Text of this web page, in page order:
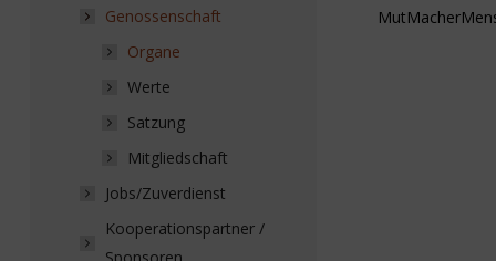
Genossenschaft
Organe
Werte
Satzung
Mitgliedschaft
Jobs/Zuverdienst
Kooperationspartner /